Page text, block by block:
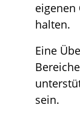
halten.
Eine
sein.